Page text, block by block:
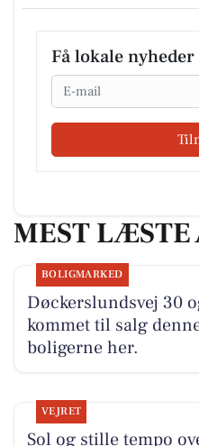
Få lokale nyheder
Email
MEST
BOLIGMARKED
Døckerslundsvej 30
kommet til salg
boligerne her.
VEJRET
Sol og stille tempo